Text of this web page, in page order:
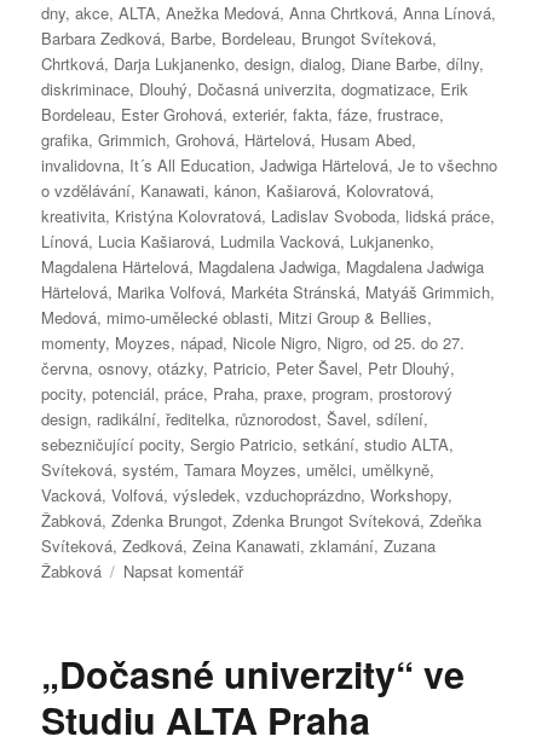
dny,akce,ALTA,Anežka Medová,Anna Chrtková,Anna Línová,
Barbara Zedková, Barbe, Bordeleau, Brungot Svíteková,
Chrtková, Darja Lukjanenko,design,dialog, Diane Barbe,dílny,
diskriminace, Dlouhý, Dočasná univerzita,dogmatizace, Erik
Bordeleau, Ester Grohová,exteriér,fakta,fáze,frustrace,
grafika,Grimmich,Grohová, Härtelová, Husam Abed,
invalidovna, It´s All Education,Jadwiga Härtelová,Je to všechno
o vzdělávání, Kanawati,kánon, Kašiarová, Kolovratová,
kreativita, Kristýna Kolovratová, Ladislav Svoboda, lidská práce,
Línová, Lucia Kašiarová, Ludmila Vacková, Lukjanenko,
Magdalena Härtelová, Magdalena Jadwiga, Magdalena Jadwiga
Härtelová, Marika Volfová, Markéta Stránská, Matyáš Grimmich,
Medová, mimo-umělecké oblasti, Mitzi Group & Bellies,
momenty, Moyzes, nápad, Nicole Nigro, Nigro,od 25. do 27.
června,osnovy,otázky, Patricio, Peter Šavel, Petr Dlouhý,
pocity,potenciál,práce, Praha,praxe,program,prostorový
design, radikální,ředitelka, různorodost,Šavel,sdílení,
sebezničující pocity,Sergio Patricio,setkání,studio ALTA,
Svíteková,systém,Tamara Moyzes, umělci, umělkyně,
Vacková,Volfová,výsledek,vzduchoprázdno,Workshopy,
Žabková,Zdenka Brungot,Zdenka Brungot Svíteková,Zdeňka
Svíteková,Zedková,Zeina Kanawati,zklamání,Zuzana
Žabková
Napsat komentářpro
„Dočasné
ve
„Dočasné univerzity“ ve
Studiu ALTA Praha